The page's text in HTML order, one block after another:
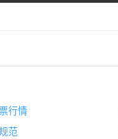
行情
范